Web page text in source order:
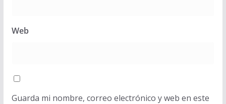
Web
Guarda mi nombre, correo electrónico y web en este